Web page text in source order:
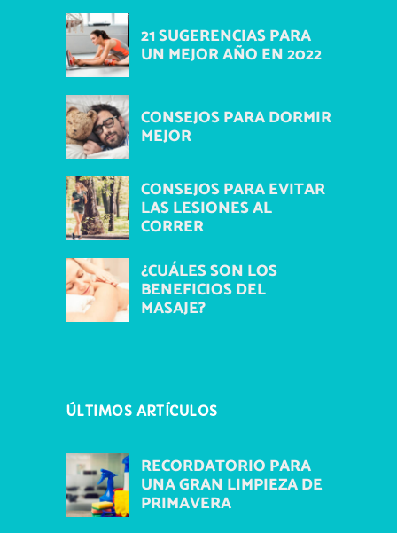
21 SUGERENCIAS PARA
UN MEJOR AÑO EN 2022
CONSEJOS PARA DORMIR
MEJOR
CONSEJOS PARA EVITAR
LAS LESIONES AL
CORRER
¿CUÁLES SON LOS
BENEFICIOS DEL
MASAJE?
ÚLTIMOS ARTÍCULOS
RECORDATORIO PARA
UNA GRAN LIMPIEZA DE
PRIMAVERA